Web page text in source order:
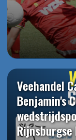
Veehandel
Benjamin's
Rijnsburgse